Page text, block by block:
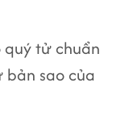
quý tử chuẩn
bản sao của